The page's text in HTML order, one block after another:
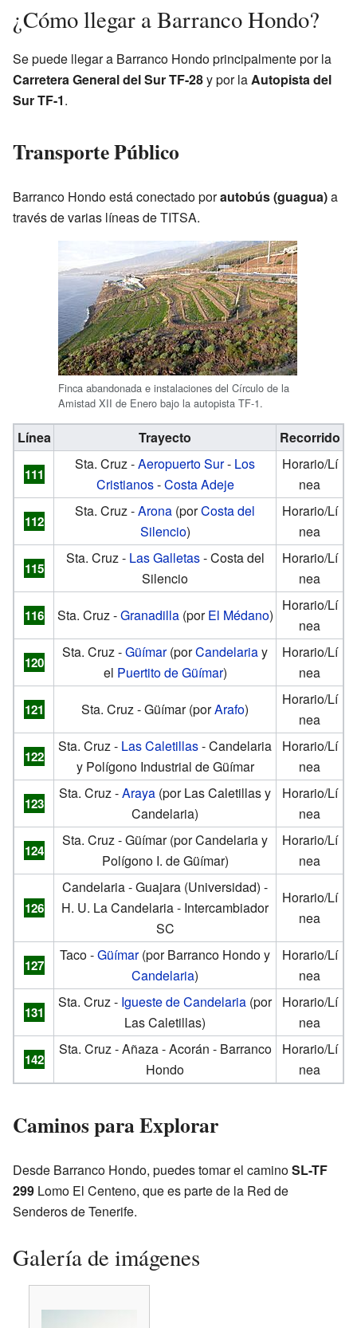
¿Cómo llegar a Barranco Hondo?
Se puede llegar a Barranco Hondo principalmente por la
Carretera General del Sur TF-28y por laAutopista del
Sur TF-1.
Transporte Público
Barranco Hondo está conectado porautobús (guagua)a
través de varias líneas de TITSA.
Finca abandonada e instalaciones del Círculo de la
Amistad XII de Enero bajo la autopista TF-1.
Línea Trayecto Recorrido
111
Sta. Cruz -Aeropuerto Sur- Los
Cristianos-Costa Adeje
Horario/Lí
nea
112
Sta. Cruz -Arona (porCosta del
Silencio)
Horario/Lí
nea
115
Sta. Cruz - Las Galletas- Costa del
Silencio
Horario/Lí
nea
116 Sta. Cruz -Granadilla(porEl Médano)
Horario/Lí
nea
120
Sta. Cruz -Güímar(porCandelariay
el Puertito de Güímar)
Horario/Lí
nea
121 Sta. Cruz - Güímar (porArafo)
Horario/Lí
nea
122
Sta. Cruz - Las Caletillas- Candelaria
y Polígono Industrial de Güímar
Horario/Lí
nea
123
Sta. Cruz -Araya (por Las Caletillas y
Candelaria)
Horario/Lí
nea
124
Sta. Cruz - Güímar (por Candelaria y
Polígono I. de Güímar)
Horario/Lí
nea
126
Candelaria - Guajara (Universidad) -
H. U. La Candelaria - Intercambiador
SC
Horario/Lí
nea
127
Taco -Güímar(por Barranco Hondo y
Candelaria)
Horario/Lí
nea
131
Sta. Cruz - Igueste de Candelaria (por
Las Caletillas)
Horario/Lí
nea
142
Sta. Cruz - Añaza - Acorán - Barranco
Hondo
Horario/Lí
nea
Caminos para Explorar
Desde Barranco Hondo, puedes tomar el caminoSL-TF
299 Lomo El Centeno, que es parte de la Red de
Senderos de Tenerife.
Galería de imágenes